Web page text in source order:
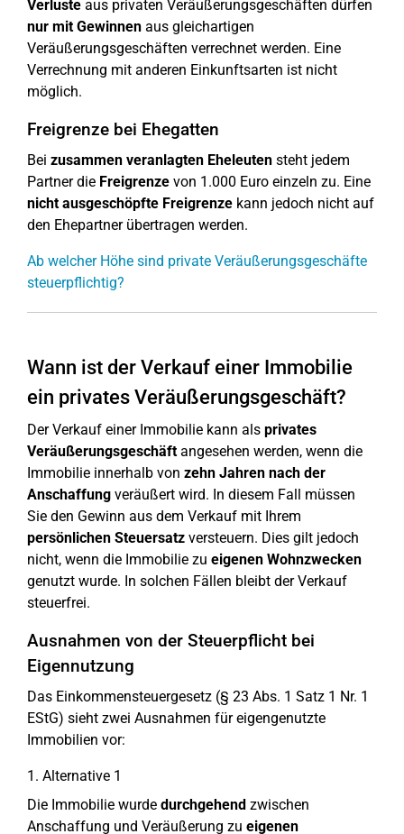
Verluste aus privaten Veräußerungsgeschäften dürfen
nur mit Gewinnen aus gleichartigen
Veräußerungsgeschäften verrechnet werden. Eine
Verrechnung mit anderen Einkunftsarten ist nicht
möglich.
Freigrenze bei Ehegatten
Bei zusammen veranlagten Eheleuten steht jedem
Partner die Freigrenze von 1.000 Euro einzeln zu. Eine
nicht ausgeschöpfte Freigrenze kann jedoch nicht auf
den Ehepartner übertragen werden.
Ab welcher Höhe sind private Veräußerungsgeschäfte
steuerpflichtig?
Wann ist der Verkauf einer Immobilie
ein privates Veräußerungsgeschäft?
Der Verkauf einer Immobilie kann als privates
Veräußerungsgeschäftangesehen werden, wenn die
Immobilie innerhalb von zehn Jahren nach der
Anschaffung veräußert wird. In diesem Fall müssen
Sie den Gewinn aus dem Verkauf mit Ihrem
persönlichen Steuersatz versteuern. Dies gilt jedoch
nicht, wenn die Immobilie zu eigenen Wohnzwecken
genutzt wurde. In solchen Fällen bleibt der Verkauf
steuerfrei.
Ausnahmen von der Steuerpflicht bei
Eigennutzung
Das Einkommensteuergesetz (§ 23 Abs. 1 Satz 1 Nr. 1
EStG) sieht zwei Ausnahmen für eigengenutzte
Immobilien vor:
1. Alternative 1
Die Immobilie wurde durchgehend zwischen
Anschaffung und Veräußerung zu eigenen